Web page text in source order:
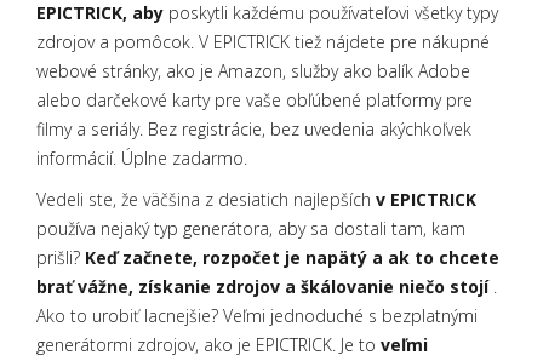
EPICTRICK, aby poskytli každému používateľovi všetky typy
zdrojov a pomôcok. V EPICTRICK tiež nájdete pre nákupné
webové stránky, ako je Amazon, služby ako balík Adobe
alebo darčekové karty pre vaše obľúbené platformy pre
filmy a seriály. Bez registrácie, bez uvedenia akýchkoľvek
informácií. Úplne zadarmo.
Vedeli ste, že väčšina z desiatich najlepších v EPICTRICK
používa nejaký typ generátora, aby sa dostali tam, kam
prišli? Keď začnete, rozpočet je napätý a ak to chcete
brať vážne, získanie zdrojov a škálovanie niečo stojí.
Ako to urobiť lacnejšie? Veľmi jednoduché s bezplatnými
generátormi zdrojov, ako je EPICTRICK. Je to veľmi